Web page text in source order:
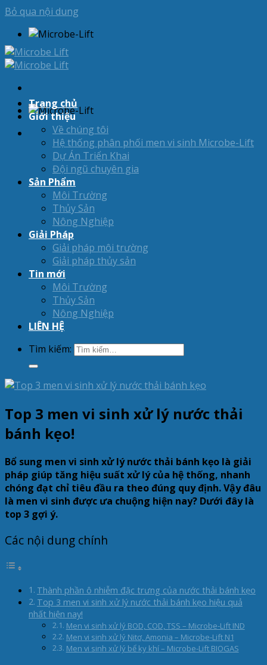
Bỏ qua nội dung
Trang chủ
Giới thiệu
Về chúng tôi
Hệ thống phân phối men vi sinh Microbe-Lift
Dự Án Triển Khai
Đội ngũ chuyên gia
Sản Phẩm
Môi Trường
Thủy Sản
Nông Nghiệp
Giải Pháp
Giải pháp môi trường
Giải pháp thủy sản
Tin mới
Môi Trường
Thủy Sản
Nông Nghiệp
LIÊN HỆ
Tìm kiếm:
Top 3 men vi sinh xử lý nước thải
bánh kẹo!
Bổ sung men vi sinh xử lý nước thải bánh kẹo là giải
pháp giúp tăng hiệu suất xử lý của hệ thống, nhanh
chóng đạt chỉ tiêu đầu ra theo đúng quy định. Vậy đâu
là men vi sinh được ưa chuộng hiện nay? Dưới đây là
top 3 gợi ý.
Các nội dung chính
Thành phần ô nhiễm đặc trưng của nước thải bánh kẹo
Top 3 men vi sinh xử lý nước thải bánh kẹo hiệu quả
nhất hiện nay!
Men vi sinh xử lý BOD, COD, TSS – Microbe-Lift IND
Men vi sinh xử lý Nitơ, Amonia – Microbe-Lift N1
Men vi sinh xử lý bể kỵ khí – Microbe-Lift BIOGAS